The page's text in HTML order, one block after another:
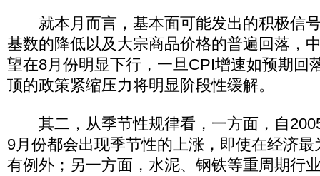
就本月而言，基本面可能发出的积极信
基数的降低以及大宗商品价格的普遍回落，
望在8月份明显下行，一旦CPI增速如预期回
顶的政策紧缩压力将明显阶段性缓解。
其二，从季节性规律看，一方面，自
9月份都会出现季节性的上涨，即使在经济
有例外；另一方面，水泥、钢铁等重周期行